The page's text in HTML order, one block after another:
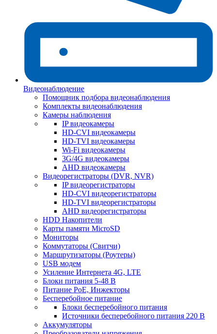
Видеонаблюдение
Помощник подбора видеонаблюдения
Комплекты видеонаблюдения
Камеры наблюдения
IP видеокамеры
HD-CVI видеокамеры
HD-TVI видеокамеры
Wi-Fi видеокамеры
3G/4G видеокамеры
AHD видеокамеры
Видеорегистраторы (DVR, NVR)
IP видеорегистраторы
HD-CVI видеорегистраторы
HD-TVI видеорегистраторы
AHD видеорегистраторы
HDD Накопители
Карты памяти MicroSD
Мониторы
Коммутаторы (Свитчи)
Маршрутизаторы (Роутеры)
USB модем
Усиление Интернета 4G, LTE
Блоки питания 5-48 В
Питание PoE, Инжекторы
Бесперебойное питание
Блоки бесперебойного питания
Источники бесперебойного питания 220 В
Аккумуляторы